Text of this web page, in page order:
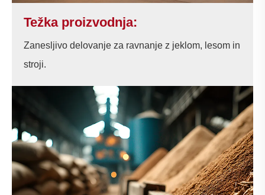
Težka proizvodnja:
Zanesljivo delovanje za ravnanje z jeklom, lesom in
stroji.